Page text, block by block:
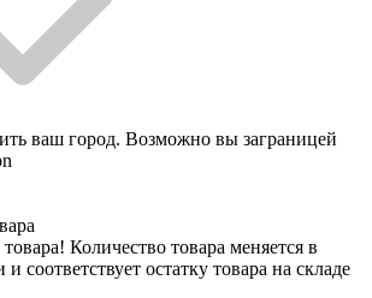
ваш город. Возможно вы заграницей
Количество товара меняется в
соответствует остатку товара на складе